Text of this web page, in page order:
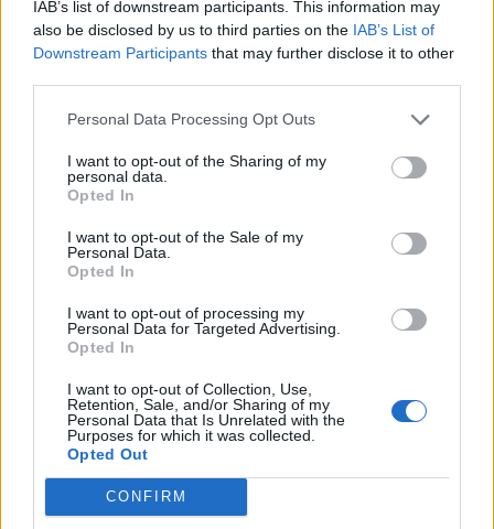
IAB’s list of downstream participants. This information may
also be disclosed by us to third parties on the IAB’s List of
Downstream Participants that may further disclose it to other
Personal Data Processing Opt Outs
I want to opt-out of the Sharing of my
personal data.
Opted In
I want to opt-out of the Sale of my
Personal Data.
Opted In
I want to opt-out of processing my
Personal Data for Targeted Advertising.
Opted In
I want to opt-out of Collection, Use,
Retention, Sale, and/or Sharing of my
Personal Data that Is Unrelated with the
Purposes for which it was collected.
Opted Out
CONFIRM
Deputados do PSD saúdam Banda
Sinfónica da ARMAB pelo 1º lugar no
certame internacional de Valência
Capacita Jovem de Poiares aproxima
jovens ao mundo do trabalho